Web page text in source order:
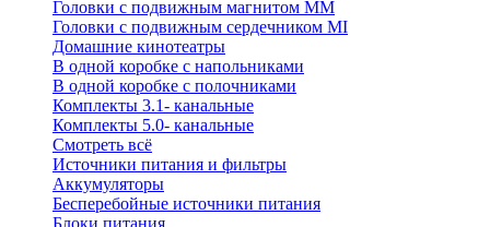
Головки с подвижным магнитом ММ
Головки с подвижным сердечником MI
Домашние кинотеатры
В одной коробке с напольниками
В одной коробке с полочниками
Комплекты 3.1- канальные
Комплекты 5.0- канальные
Смотреть всё
Источники питания и фильтры
Аккумуляторы
Бесперебойные источники питания
Блоки питания